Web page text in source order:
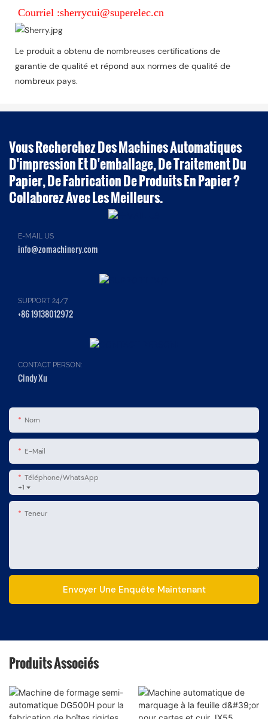
Courriel :sherrycui@superelec.cn
Le produit a obtenu de nombreuses certifications de
garantie de qualité et répond aux normes de qualité de
nombreux pays.
Vous Recherchez Des Machines Automatiques
D'impression Et D'emballage, De Traitement Du
Papier, De Fabrication De Produits En Papier ?
Collaborez Avec Les Meilleurs.
E-MAIL US
info@zomachinery.com
SUPPORT 24/7
+86 19138012972
CONTACT PERSON:
Cindy Xu
Nom
E-Mail
+1
Téléphone/WhatsApp
Teneur
Envoyer Une Enquête Maintenant
Produits Associés